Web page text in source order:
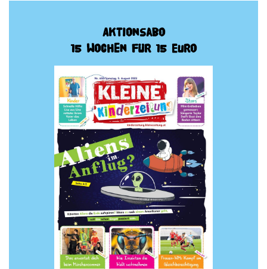
Aktionsabo
15 Wochen für 15 Euro